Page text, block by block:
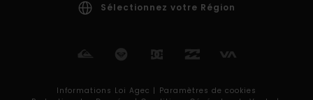
Sélectionnez votre Région
Informations Loi Agec | Paramètres de cookies